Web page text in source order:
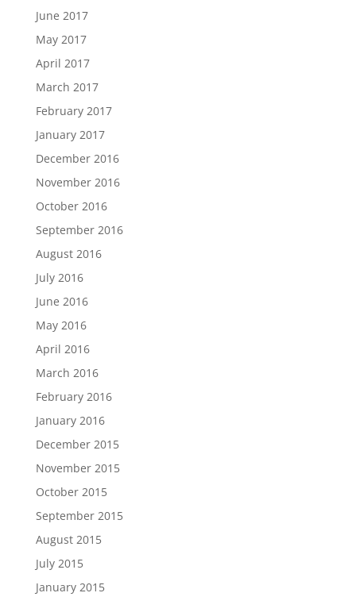
June 2017
May 2017
April 2017
March 2017
February 2017
January 2017
December 2016
November 2016
October 2016
September 2016
August 2016
July 2016
June 2016
May 2016
April 2016
March 2016
February 2016
January 2016
December 2015
November 2015
October 2015
September 2015
August 2015
July 2015
January 2015